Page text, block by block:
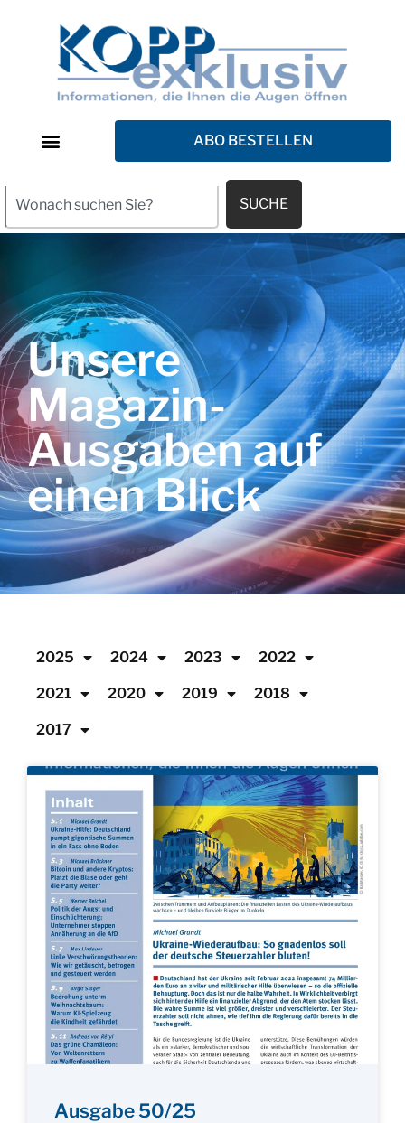
ABO BESTELLEN
SUCHE
Unsere
Magazin-
Ausgaben auf
einen Blick
2025 2024 2023 2022
2021 2020 2019 2018
2017
Ausgabe 50/25